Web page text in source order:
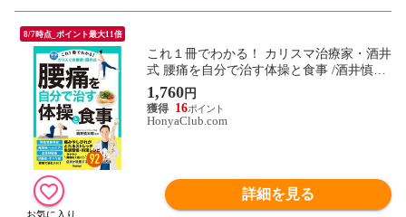
8/7時点_ポイント最大11倍
これ１冊でわかる！ カリスマ治療家・酒井
式 腰痛を自分で治す体操と食事 /酒井慎太
郎
1,760円
16
HonyaClub.com
詳細を見る